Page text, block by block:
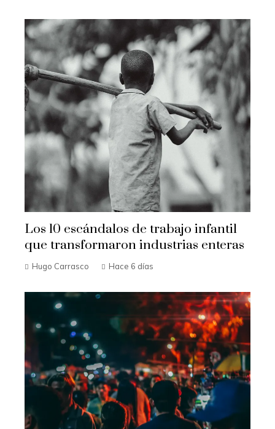
Los 10 escándalos de trabajo infantil
que transformaron industrias enteras
Hugo Carrasco Hace 6 días